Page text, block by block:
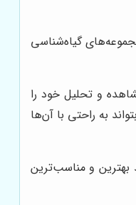
گیاه‌شناسی
و تحلیل خود را
به راحتی با آن‌ها
بهترین و مناسب‌ترین